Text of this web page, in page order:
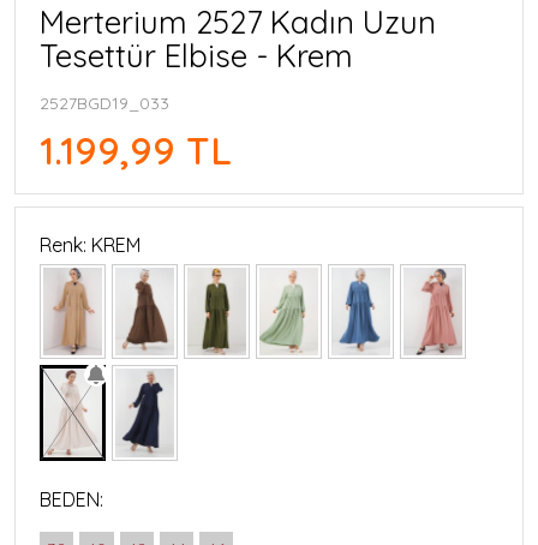
Merterium 2527 Kadın Uzun
Tesettür Elbise - Krem
2527BGD19_033
1.199,99 TL
Renk: KREM
BEDEN: